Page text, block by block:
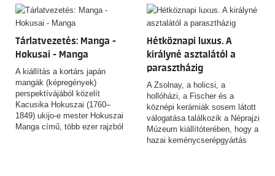
Tárlatvezetés: Manga -
Hokusai - Manga
A kiállítás a kortárs japán
mangák (képregények)
perspektívájából közelít
Kacusika Hokuszai (1760–
1849) ukijo-e mester Hokuszai
Manga című, több ezer rajzból
Hétköznapi luxus. A
királyné asztalától a
parasztházig
A Zsolnay, a holicsi, a
hollóházi, a Fischer és a
köznépi kerámiák sosem látott
válogatása találkozik a Néprajzi
Múzeum kiállítóterében, hogy a
hazai keménycserépgyártás